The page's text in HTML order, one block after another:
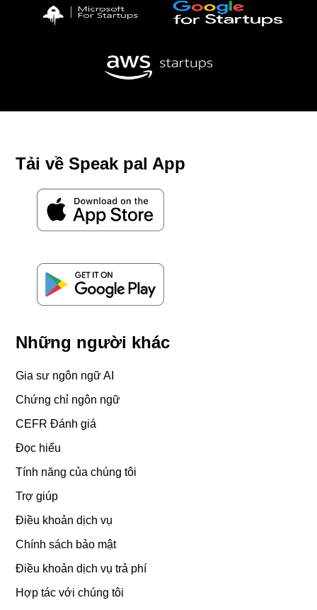
Tải về Speak pal App
Những người khác
Gia sư ngôn ngữ AI
Chứng chỉ ngôn ngữ
CEFR Đánh giá
Đọc hiểu
Tính năng của chúng tôi
Trợ giúp
Điều khoản dịch vụ
Chính sách bảo mật
Điều khoản dịch vụ trả phí
Hợp tác với chúng tôi